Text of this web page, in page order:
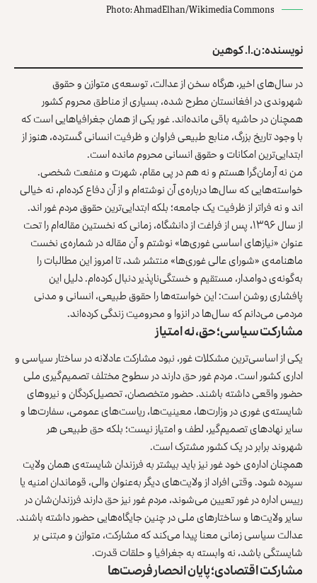
Photo: AhmadElhan/Wikimedia Commons
نویسنده: ن.ا. کوهین
در سال‌های اخیر، هرگاه سخن از عدالت، توسعه‌ی متوازن و حقوق
شهروندی در افغانستان مطرح شده، بسیاری از مناطق محروم کشور
همچنان در حاشیه باقی مانده‌اند. غور یکی از همان جغرافیاهایی است که
با وجود تاریخ بزرگ، منابع طبیعی فراوان و ظرفیت انسانی گسترده، هنوز از
ابتدایی‌ترین امکانات و حقوق انسانی محروم مانده است.
من نه آرمان‌گرا هستم و نه هم در پی مقام، شهرت و منفعت شخصی.
خواسته‌هایی که سال‌ها درباره‌ی آن نوشته‌ام و از آن دفاع کرده‌ام، نه خیالی‌
اند و نه فراتر از ظرفیت یک جامعه؛ بلکه ابتدایی‌ترین حقوق مردم غور اند.
از سال ۱۳۹۶، پس از فراغت از دانشگاه، زمانی که نخستین مقاله‌ام را تحت
عنوان «نیازهای اساسی غوری‌ها» نوشتم و آن مقاله در شماره‌ی نخست
ماهنامه‌ی «شورای عالی غوری‌ها» منتشر شد، تا امروز این مطالبات را
به‌گونه‌ی دوامدار، مستقیم و خستگی‌ناپذیر دنبال کرده‌ام. دلیل این
پافشاری روشن است: این خواسته‌ها را حقوق طبیعی، انسانی و مدنی
مردمی می‌دانم که سال‌ها در انزوا و محرومیت زندگی کرده‌اند.
مشارکت سیاسی؛ حق، نه امتیاز
یکی از اساسی‌ترین مشکلات غور، نبود مشارکت عادلانه در ساختار سیاسی و
اداری کشور است. مردم غور حق دارند در سطوح مختلف تصمیم‌گیری ملی
حضور واقعی داشته باشند. حضور متخصصان، تحصیل‌کردگان و نیروهای
شایسته‌ی غوری در وزارت‌ها، معینیت‌ها، ریاست‌های عمومی، سفارت‌ها و
سایر نهادهای تصمیم‌گیر، لطف و امتیاز نیست؛ بلکه حق طبیعی هر
شهروند برابر در یک کشور مشترک است.
همچنان اداره‌ی خود غور نیز باید بیشتر به فرزندان شایسته‌ی همان ولایت
سپرده شود. وقتی افراد از ولایت‌های دیگر به‌عنوان والی، قوماندان امنیه یا
رییس اداره در غور تعیین می‌شوند، مردم غور نیز حق دارند فرزندان‌شان در
سایر ولایت‌ها و ساختارهای ملی در چنین جایگاه‌هایی حضور داشته باشند.
عدالت سیاسی زمانی معنا پیدا می‌کند که مشارکت، متوازن و مبتنی بر
شایستگی باشد، نه وابسته به جغرافیا و حلقات قدرت.
مشارکت اقتصادی؛ پایان انحصار فرصت‌ها